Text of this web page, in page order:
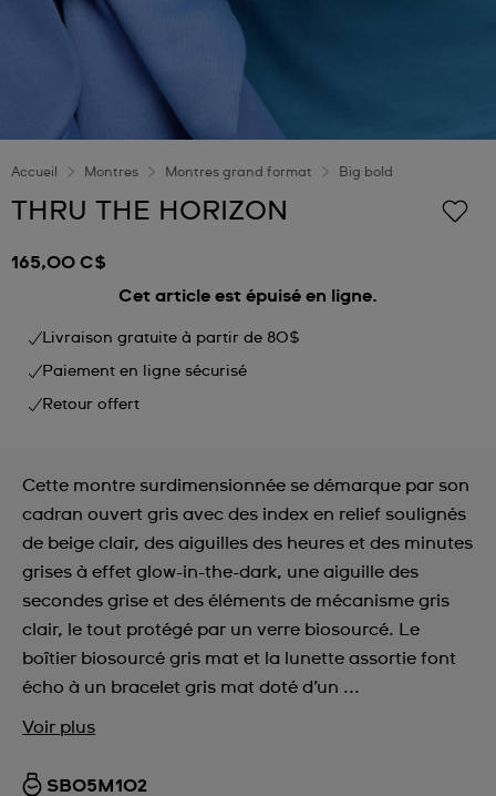
Accueil Montres Montres grand format Big bold
THRU THE HORIZON
165,00 C$
Cet article est épuisé en ligne.
Livraison gratuite à partir de 80$
Paiement en ligne sécurisé
Retour offert
Cette montre surdimensionnée se démarque par son
cadran ouvert gris avec des index en relief soulignés
de beige clair, des aiguilles des heures et des minutes
grises à effet glow-in-the-dark, une aiguille des
secondes grise et des éléments de mécanisme gris
clair, le tout protégé par un verre biosourcé. Le
boîtier biosourcé gris mat et la lunette assortie font
écho à un bracelet gris mat doté d’un ...
Voir plus
SB05M102